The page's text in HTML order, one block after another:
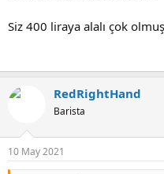
Siz 400 liraya alalı çok
RedRightHand
Barista
10 May 2021